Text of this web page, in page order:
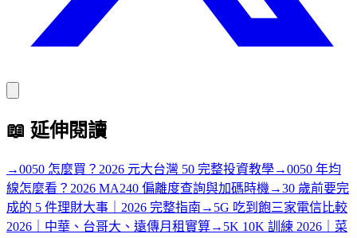
📖 延伸閱讀
→0050 怎麼買？2026 元大台灣 50 完整投資教學→0050 年均
線怎麼看？2026 MA240 偏離度查詢與加碼時機 →30 歲前要完
成的 5 件理財大事｜2026 完整指南 → 5G 吃到飽三家電信比較
2026｜中華、台哥大、遠傳月租實算→ 5K 10K 訓練 2026｜菜